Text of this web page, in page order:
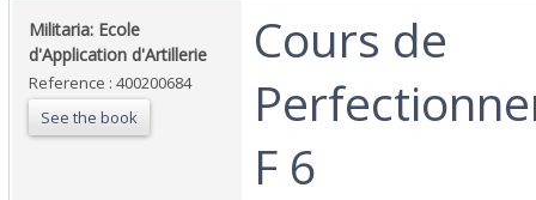
‎Militaria: Ecole
d'Application d'Artillerie‎
Reference : 400200684
See the book
‎Cours de
F 6‎